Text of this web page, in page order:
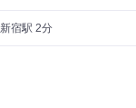
新宿駅 2分